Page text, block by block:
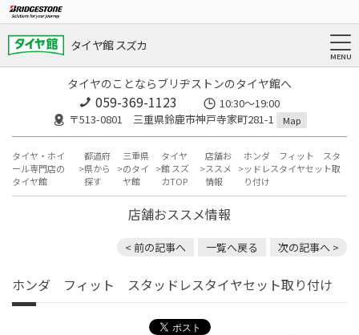
タイヤ館 スズカ
タイヤのことならブリヂストンのタイヤ館へ
059-369-1123
10:30～19:00
〒513-0801 三重県鈴鹿市神戸寺家町281-1
Map
タイヤ・ホイ
ール専門店の
タイヤ館
都道府
県から
探す
三重県
のタイ
ヤ館
タイヤ
館 スズ
カTOP
店舗お
ススメ
情報
ホンダ フィット スタ
ッドレスタイヤセット取
り付け
店舗おススメ情報
< 前の記事へ 一覧へ戻る 次の記事へ >
ホンダ フィット スタッドレスタイヤセット取り付け